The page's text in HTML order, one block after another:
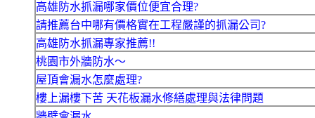
高雄防水抓漏哪家價位便宜合理?
請推薦台中哪有價格實在工程嚴謹的抓漏公司?
高雄防水抓漏專家推薦!!
桃園市外牆防水～
屋頂會漏水怎麼處理?
樓上漏樓下苦 天花板漏水修繕處理與法律問題